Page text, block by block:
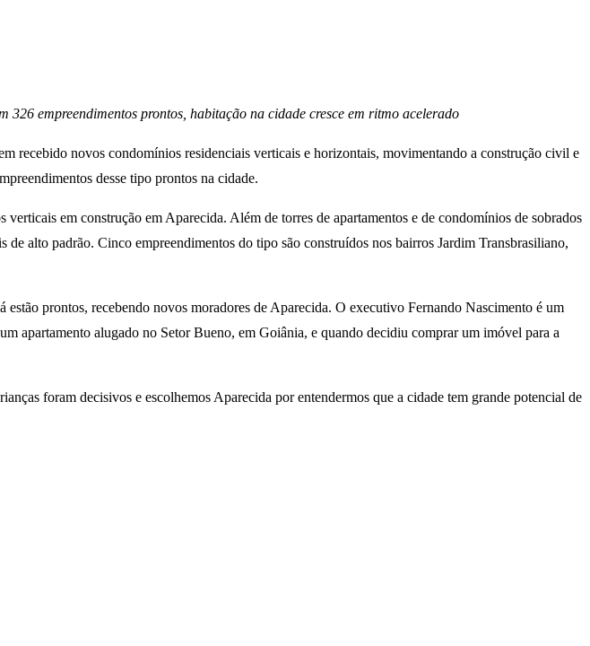
empreendimentos prontos, habitação na cidade cresce em ritmo acelerado
recebido novos condomínios residenciais verticais e horizontais, movimentando a construção civil e
desse tipo prontos na cidade.
em construção em Aparecida. Além de torres de apartamentos e de condomínios de sobrados
alto padrão. Cinco empreendimentos do tipo são construídos nos bairros Jardim Transbrasiliano,
prontos, recebendo novos moradores de Aparecida. O executivo Fernando Nascimento é um
apartamento alugado no Setor Bueno, em Goiânia, e quando decidiu comprar um imóvel para a
foram decisivos e escolhemos Aparecida por entendermos que a cidade tem grande potencial de